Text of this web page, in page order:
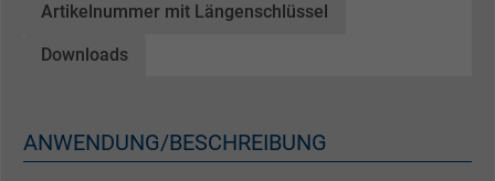
Artikelnummer mit Längenschlüssel
Downloads
ANWENDUNG/BESCHREIBUNG